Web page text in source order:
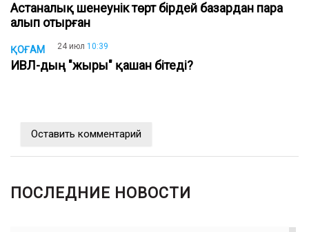
Астаналық шенеунік төрт бірдей базардан пара
алып отырған
ҚОҒАМ 24 июл 10:39
ИВЛ-дың "жыры" қашан бітеді?
Оставить комментарий
ПОСЛЕДНИЕ НОВОСТИ